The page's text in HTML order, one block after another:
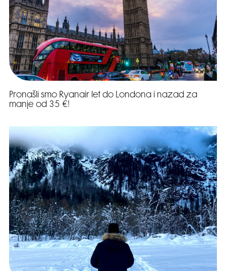
Pronašli smo Ryanair let do Londona i nazad za
manje od 35 €!